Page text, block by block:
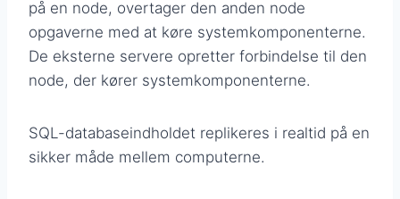
på en node, overtager den anden node
opgaverne med at køre systemkomponenterne.
De eksterne servere opretter forbindelse til den
node, der kører systemkomponenterne.
SQL-databaseindholdet replikeres i realtid på en
sikker måde mellem computerne.